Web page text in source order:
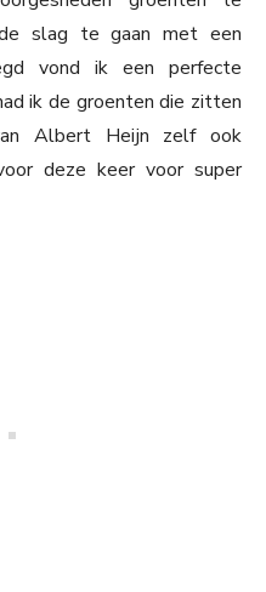
slag te gaan met een
vond ik een perfecte
ik de groenten die zitten
Albert Heijn zelf ook
deze keer voor super